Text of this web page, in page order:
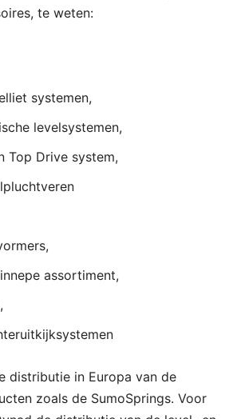
te weten:
systemen,
levelsystemen,
Top Drive system,
assortiment,
distributie in Europa van de
zoals de SumoSprings. Voor